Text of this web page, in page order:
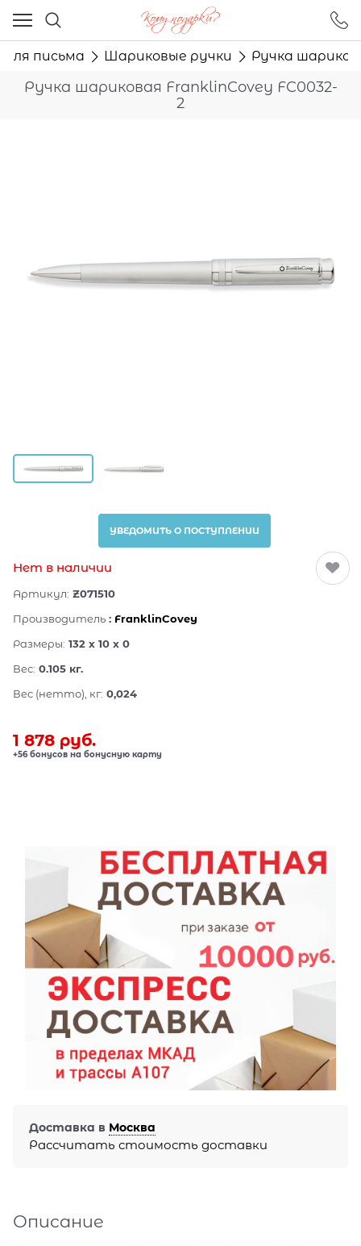
для письма Шариковые ручки Ручка
Ручка шариковая FranklinCovey FC0032-
2
УВЕДОМИТЬ О ПОСТУПЛЕНИИ
Нет в наличии
Артикул: Z071510
Производитель : FranklinCovey
Размеры: 132 x 10 x 0
Вес: 0.105 кг.
Вес (нетто), кг: 0,024
1 878 руб.
+56 бонусов на бонусную карту
Доставка в Москва
Рассчитать стоимость доставки
Описание
Ваш город - Москва,
угадали?
ДА НЕТ